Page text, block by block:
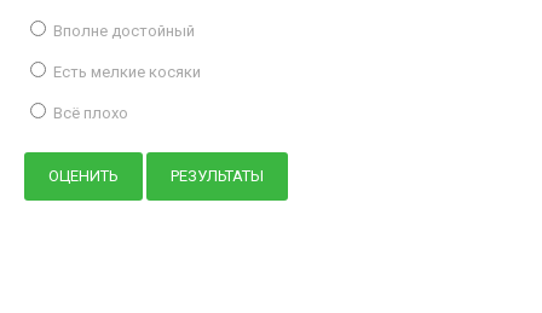
Вполне достойный
Есть мелкие косяки
Всё плохо